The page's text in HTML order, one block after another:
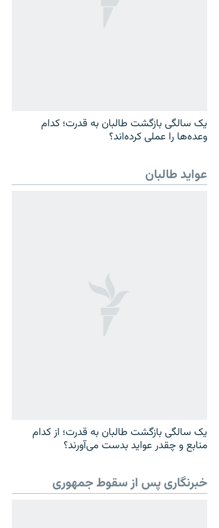
یک سالگی بازگشت طالبان به قدرت؛ کدام
وعده‌ها را عملی کرده‌اند؟
عواید طالبان
یک سالگی بازگشت طالبان به قدرت؛ از کدام
منابع و چقدر عواید بدست می‌آورند؟
خبرنگاری پس از سقوط جمهوری